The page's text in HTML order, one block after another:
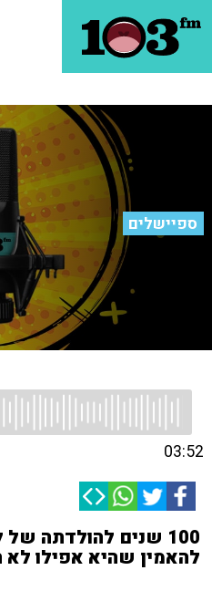
ספיישלים
03:52
100 שנים להולדתה
להאמין שהיא אפילו לא